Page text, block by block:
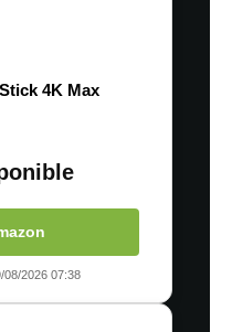
4K Max
08/2026 07:38